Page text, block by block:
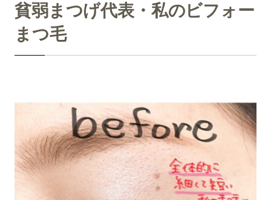
貧弱まつげ代表・私のビフォー
まつ毛